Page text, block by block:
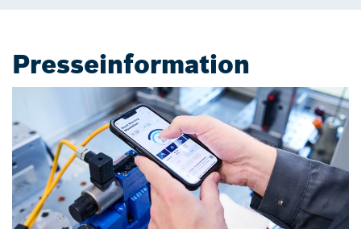
Presseinformation